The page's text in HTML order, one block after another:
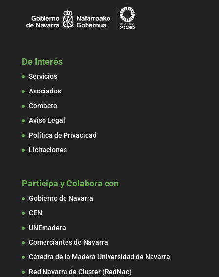
De Interés
Servicios
Asociados
Contacto
Aviso Legal
Política de Privacidad
Licitaciones
Participa y Colabora con
Gobierno de Navarra
CEN
UNEmadera
Comerciantes de Navarra
Cátedra de la Madera Universidad de Navarra
Red Navarra de Cluster (RedNac)